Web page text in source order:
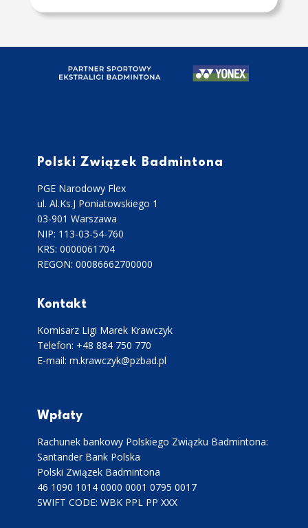
Polski Związek Badmintona
PGE Narodowy Flex
ul. Al.Ks.J Poniatowskiego 1
03-901 Warszawa
NIP: 113-03-54-760
KRS: 0000061704
REGON: 00086662700000
Kontakt
Komisarz Ligi Marek Krawczyk
Telefon: +48 884 750 770
E-mail: m.krawczyk@pzbad.pl
Wpłaty
Rachunek bankowy Polskiego Związku Badmintona:
Santander Bank Polska
Polski Związek Badmintona
46 1090 1014 0000 0001 0795 0017
SWIFT CODE: WBK PPL PP XXX